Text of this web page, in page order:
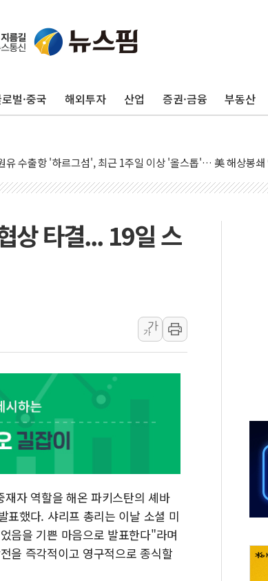
벌·중국 해외투자 산업 증권·금융 부동산
고용 예상 밖 부진에 연준 금리 인상 가능성 낮아지며 상승…
기세 꺾이나…고용 감소에 9월 동결 전망 우세
·자폐증 행정명령 검토…"이르면 다음 주"
, 백악관 무도회장 공사 중단 명령…트럼프 제동
에 엔화 장중 급등…시장은 "또 개입했나" 촉각
] 뉴욕 반도체주 프리뷰...美 고용 쇼크에 반도체주 '활짝'
고용 2만3000명 감소 '쇼크'…9월 금리 인상 기대 후퇴
람 수니파 3개국, 공동방위협정 체결
측근 포항시 정책특보 내정설...포항시 '시끌'
광, 대한민국 다음 100년 밑거름…수도권 집중 완화 전환점"
겨냥 폴리실리콘 관세 15% 부과…美 태양광주 급등
과 에르도안의 만남
"이란 최고지도자 위독…곧 사망해도 놀랍지 않아"
상 타결... 19일 스
가
가
자 역할을 해온 파키스탄의 셰바
표했다. 샤리프 총리는 이날 소셜 미
음을 기쁜 마음으로 발표한다"라며
을 즉각적이고 영구적으로 종식할